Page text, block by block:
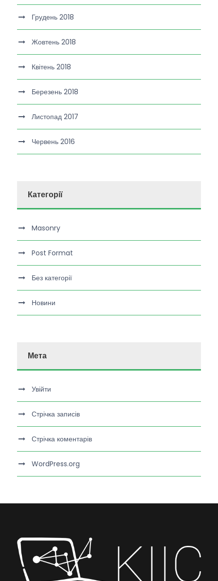
Грудень 2018
Жовтень 2018
Квітень 2018
Березень 2018
Листопад 2017
Червень 2016
Категорії
Masonry
Post Format
Без категорії
Новини
Мета
Увійти
Стрічка записів
Стрічка коментарів
WordPress.org